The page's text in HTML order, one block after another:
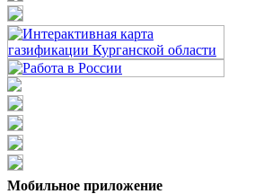
Мобильное приложение